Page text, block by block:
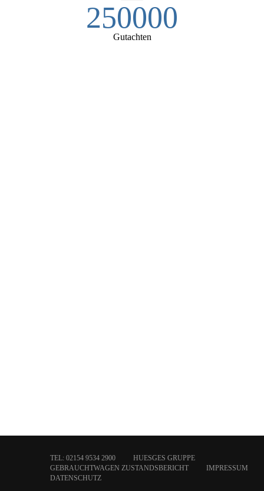
250000
Gutachten
TEL: 02154 9534 2900
HUESGES GRUPPE
GEBRAUCHTWAGEN ZUSTANDSBERICHT
IMPRESSUM
DATENSCHUTZ